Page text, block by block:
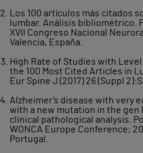
Los 100 artículos más citados
lumbar. Análisis bibliométrico.
XVII Congreso Nacional
Valencia, España.
High Rate of Studies with
the 100 Most Cited Articles in
Eur Spine J (2017) 26 (Suppl
Alzheimer’s disease with very
with a new mutation in the gen
clinical pathological analysis.
WONCA Europe Conference;
Portugal.